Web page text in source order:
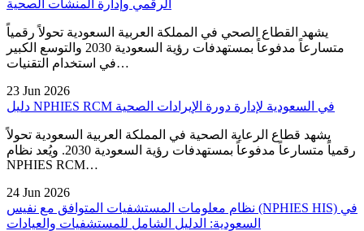
الرقمي وإدارة المنشآت الصحية
يشهد القطاع الصحي في المملكة العربية السعودية تحولاً رقمياً
متسارعاً مدفوعاً بمستهدفات رؤية السعودية 2030 والتوسع الكبير
في استخدام التقنيات…
23 Jun 2026
دليل NPHIES RCM في السعودية لإدارة دورة الإيرادات الصحية
يشهد قطاع الرعاية الصحية في المملكة العربية السعودية تحولاً
رقمياً متسارعاً مدفوعاً بمستهدفات رؤية السعودية 2030. ويُعد نظام
NPHIES RCM…
24 Jun 2026
نظام معلومات المستشفيات المتوافق مع نفيس (NPHIES HIS) في
السعودية: الدليل الشامل للمستشفيات والعيادات